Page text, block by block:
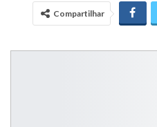
Compartilhar